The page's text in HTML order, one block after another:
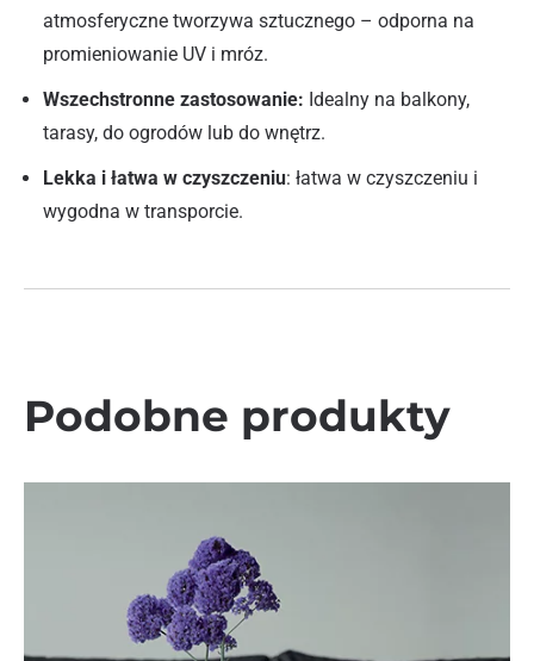
atmosferyczne tworzywa sztucznego – odporna na
promieniowanie UV i mróz.
Wszechstronne zastosowanie: Idealny na balkony,
tarasy, do ogrodów lub do wnętrz.
Lekka i łatwa w czyszczeniu: łatwa w czyszczeniu i
wygodna w transporcie.
Podobne produkty